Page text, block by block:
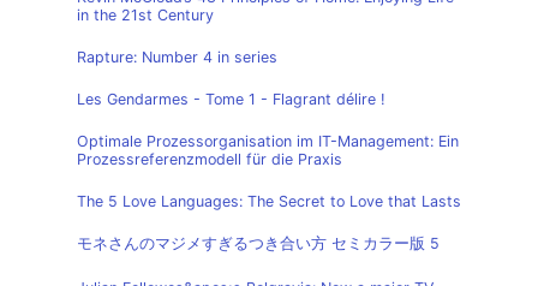
in the 21st Century
Rapture: Number 4 in series
Les Gendarmes - Tome 1 - Flagrant délire !
Optimale Prozessorganisation im IT-Management: Ein
Prozessreferenzmodell für die Praxis
The 5 Love Languages: The Secret to Love that Lasts
モネさんのマジメすぎるつき合い方 セミカラー版 5